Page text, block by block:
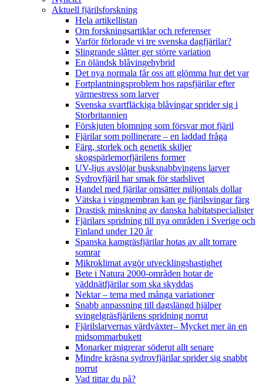
Aktuell fjärilsforskning
Hela artikellistan
Om forskningsartiklar och referenser
Varför förlorade vi tre svenska dagfjärilar?
Slingrande slåtter ger större variation
En öländsk blåvingehybrid
Det nya normala får oss att glömma hur det var
Fortplantningsproblem hos rapsfjärilar efter
värmestress som larver
Svenska svartfläckiga blåvingar sprider sig i
Storbritannien
Förskjuten blomning som försvar mot fjäril
Fjärilar som pollinerare – en laddad fråga
Färg, storlek och genetik skiljer
skogspärlemorfjärilens former
UV-ljus avslöjar busksnabbvingens larver
Sydrovfjäril har smak för stadslivet
Handel med fjärilar omsätter miljontals dollar
Vätska i vingmembran kan ge fjärilsvingar färg
Drastisk minskning av danska habitatspecialister
Fjärilars spridning till nya områden i Sverige och
Finland under 120 år
Spanska kamgräsfjärilar hotas av allt torrare
somrar
Mikroklimat avgör utvecklingshastighet
Bete i Natura 2000-områden hotar de
väddnätfjärilar som ska skyddas
Nektar – tema med många variationer
Snabb anpassning till dagslängd hjälper
svingelgräsfjärilens spridning norrut
Fjärilslarvernas värdväxter– Mycket mer än en
midsommarbukett
Monarker migrerar söderut allt senare
Mindre kräsna sydrovfjärilar sprider sig snabbt
norrut
Vad tittar du på?